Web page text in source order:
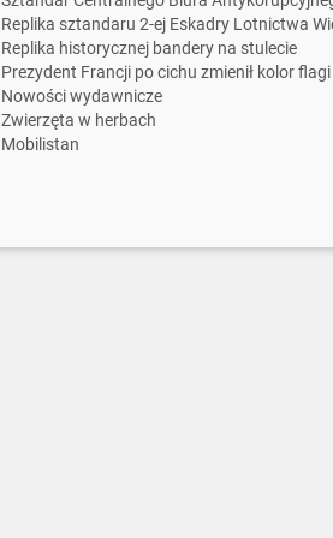
Replika sztandaru 2-ej Eskadry Lotnictwa
Replika historycznej bandery na stulecie
Prezydent Francji po cichu zmienił kolor flagi
Nowości wydawnicze
Zwierzęta w herbach
Mobilistan